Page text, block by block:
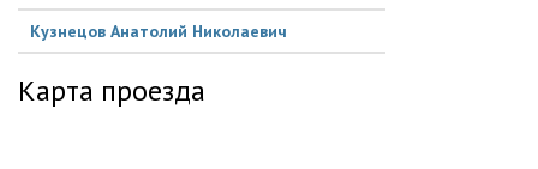
Кузнецов Анатолий Николаевич
Карта проезда